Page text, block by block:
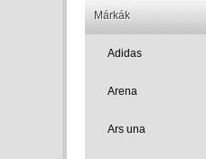
Márkák
Adidas
Arena
Ars una